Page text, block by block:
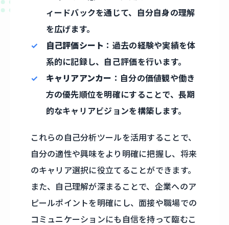
ィードバックを通じて、自分自身の理解
を広げます。
自己評価シート ：過去の経験や実績を体
系的に記録し、自己評価を行います。
キャリアアンカー ：自分の価値観や働き
方の優先順位を明確にすることで、長期
的なキャリアビジョンを構築します。
これらの自己分析ツールを活用することで、
自分の適性や興味をより明確に把握し、将来
のキャリア選択に役立てることができます。
また、自己理解が深まることで、企業へのア
ピールポイントを明確にし、面接や職場での
コミュニケーションにも自信を持って臨むこ